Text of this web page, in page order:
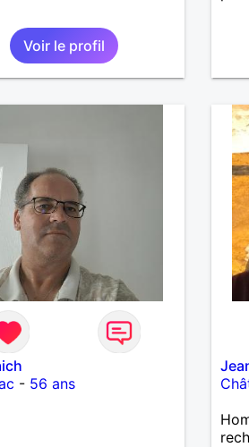
Voir le profil
- 56 ans